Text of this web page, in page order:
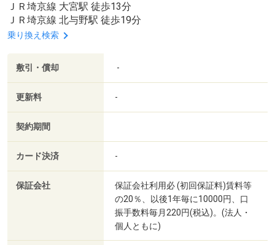
ＪＲ埼京線 大宮駅 徒歩13分
ＪＲ埼京線 北与野駅 徒歩19分
乗り換え検索
敷引・償却 -
更新料 -
契約期間
カード決済 -
保証会社
保証会社利用必 (初回保証料)賃料等
の20％、以後1年毎に10000円、口
振手数料毎月220円(税込)。(法人・
個人ともに)